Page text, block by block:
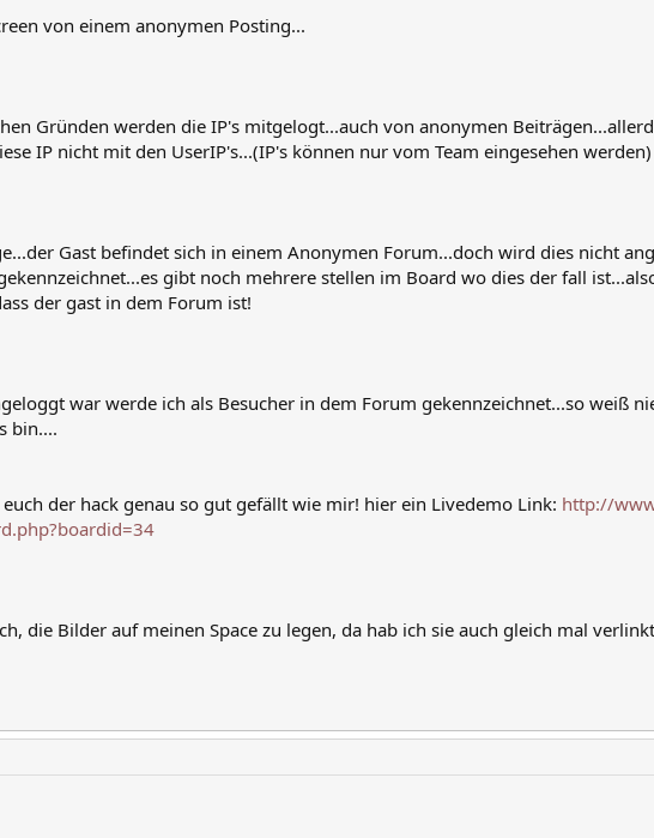
von einem anonymen Posting...
Gründen werden die IP's mitgelogt...auch von anonymen
IP nicht mit den UserIP's...(IP's können nur vom Team eingesehen werden)
Gast befindet sich in einem Anonymen Forum...doch wird dies nicht
gibt noch mehrere stellen im Board wo dies der fall
der gast in dem Forum ist!
war werde ich als Besucher in dem Forum gekennzeichnet...so weiß
bin....
der hack genau so gut gefällt wie mir! hier ein Livedemo Link: http://
die Bilder auf meinen Space zu legen, da hab ich sie auch gleich mal